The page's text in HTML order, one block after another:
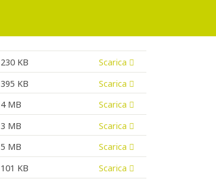
230 KB
Scarica
395 KB
Scarica
4 MB
Scarica
3 MB
Scarica
5 MB
Scarica
101 KB
Scarica